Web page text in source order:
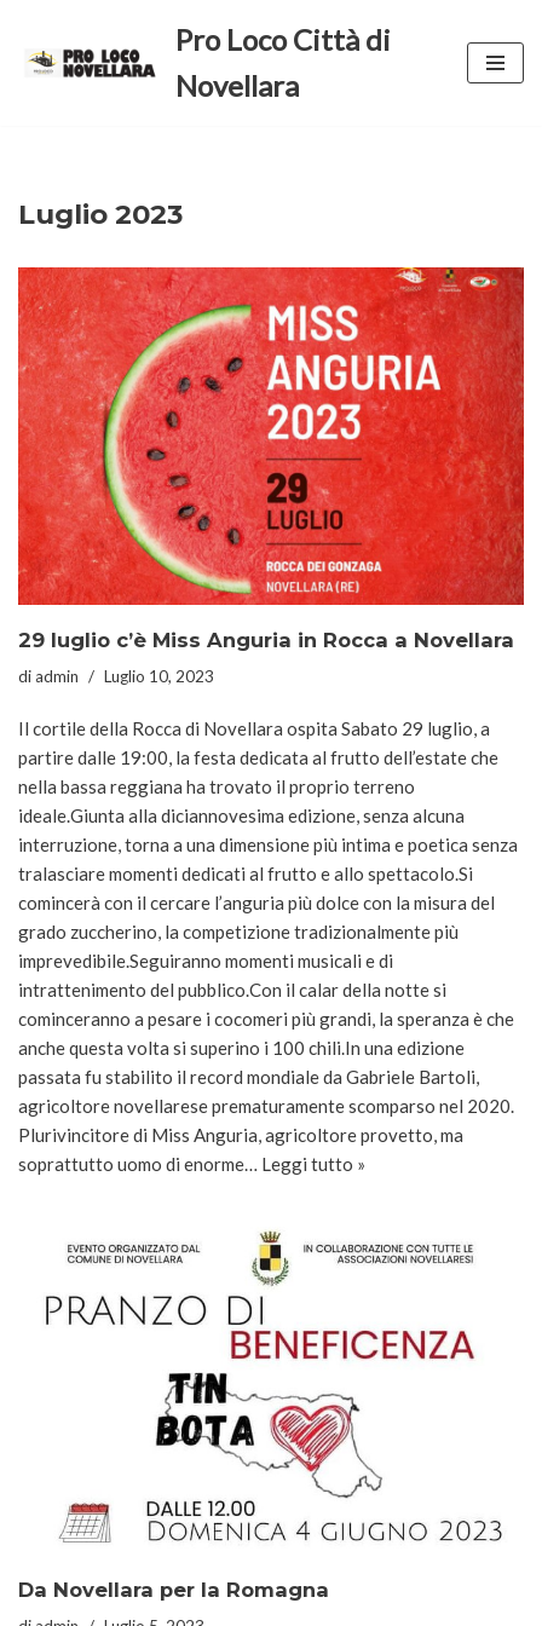
Vai
Pro Loco Città di
Novellara
Luglio 2023
29 luglio c’è Miss Anguria in Rocca a Novellara
diadmin Luglio 10, 2023
Il cortile della Rocca di Novellara ospita Sabato 29 luglio, a
partire dalle 19:00, la festa dedicata al frutto dell’estate che
nella bassa reggiana ha trovato il proprio terreno
ideale.Giunta alla diciannovesima edizione, senza alcuna
interruzione, torna a una dimensione più intima e poetica senza
tralasciare momenti dedicati al frutto e allo spettacolo.Si
comincerà con il cercare l’anguria più dolce con la misura del
grado zuccherino, la competizione tradizionalmente più
imprevedibile.Seguiranno momenti musicali e di
intrattenimento del pubblico.Con il calar della notte si
cominceranno a pesare i cocomeri più grandi, la speranza è che
anche questa volta si superino i 100 chili.In una edizione
passata fu stabilito il record mondiale da Gabriele Bartoli,
agricoltore novellarese prematuramente scomparso nel 2020.
Plurivincitore di Miss Anguria, agricoltore provetto, ma
soprattutto uomo di enorme… Leggi tutto »
Da Novellara per la Romagna